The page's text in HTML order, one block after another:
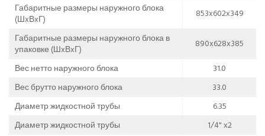
Габаритные размеры наружного блока
(ШxВxГ)
853x602x349
Габаритные размеры наружного блока в
упаковке (ШxВxГ)
890x628x385
Вес нетто наружного блока
31.0
Вес брутто наружного блока
33.0
Диаметр жидкостной трубы
6.35
Диаметр жидкостной трубы
1/4" x2